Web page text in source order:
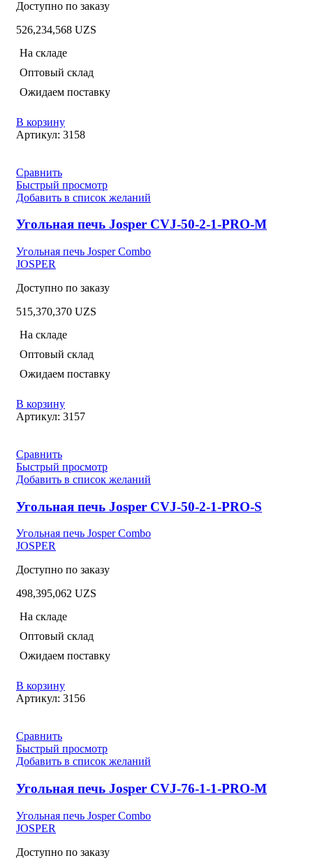
Доступно по заказу
526,234,568 UZS
На складе
Оптовый склад
Ожидаем поставку
В корзину
Артикул: 3158
Сравнить
Быстрый просмотр
Добавить в список желаний
Угольная печь Josper CVJ-50-2-1-PRO-M
Угольная печь Josper Combo
JOSPER
Доступно по заказу
515,370,370 UZS
На складе
Оптовый склад
Ожидаем поставку
В корзину
Артикул: 3157
Сравнить
Быстрый просмотр
Добавить в список желаний
Угольная печь Josper CVJ-50-2-1-PRO-S
Угольная печь Josper Combo
JOSPER
Доступно по заказу
498,395,062 UZS
На складе
Оптовый склад
Ожидаем поставку
В корзину
Артикул: 3156
Сравнить
Быстрый просмотр
Добавить в список желаний
Угольная печь Josper CVJ-76-1-1-PRO-M
Угольная печь Josper Combo
JOSPER
Доступно по заказу